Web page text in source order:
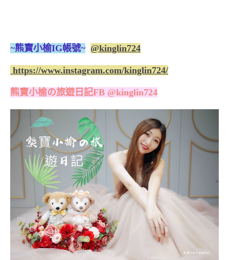
~熊寶小榆IG帳號~ @kinglin724
https://www.instagram.com/kinglin724/
熊寶小榆の旅遊日記FB @kinglin724